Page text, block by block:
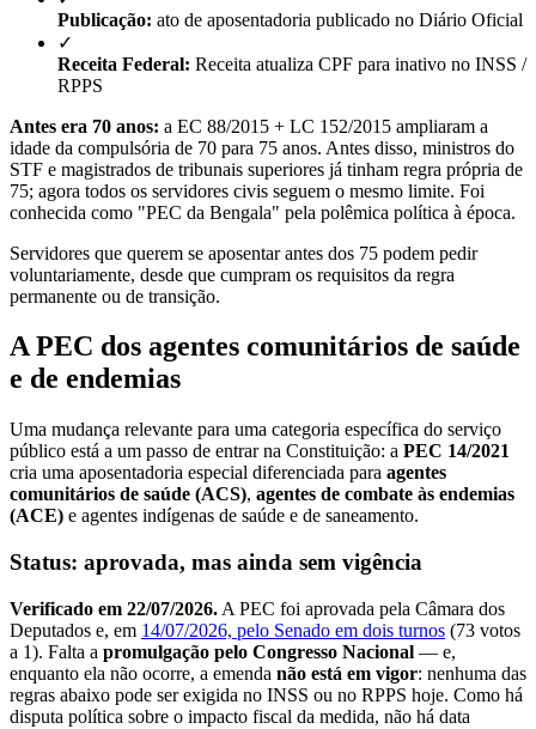
Publicação: ato de aposentadoria publicado no Diário Oficial
✓
Receita Federal: Receita atualiza CPF para inativo no INSS /
RPPS
Antes era 70 anos: a EC 88/2015 + LC 152/2015 ampliaram a
idade da compulsória de 70 para 75 anos. Antes disso, ministros do
STF e magistrados de tribunais superiores já tinham regra própria de
75; agora todos os servidores civis seguem o mesmo limite. Foi
conhecida como "PEC da Bengala" pela polêmica política à época.
Servidores que querem se aposentar antes dos 75 podem pedir
voluntariamente, desde que cumpram os requisitos da regra
permanente ou de transição.
A PEC dos agentes comunitários de saúde
e de endemias
Uma mudança relevante para uma categoria específica do serviço
público está a um passo de entrar na Constituição: a PEC 14/2021
cria uma aposentadoria especial diferenciada para agentes
comunitários de saúde (ACS), agentes de combate às endemias
(ACE) e agentes indígenas de saúde e de saneamento.
Status: aprovada, mas ainda sem vigência
Verificado em 22/07/2026. A PEC foi aprovada pela Câmara dos
Deputados e, em 14/07/2026, pelo Senado em dois turnos (73 votos
a 1). Falta a promulgação pelo Congresso Nacional — e,
enquanto ela não ocorre, a emenda não está em vigor: nenhuma das
regras abaixo pode ser exigida no INSS ou no RPPS hoje. Como há
disputa política sobre o impacto fiscal da medida, não há data